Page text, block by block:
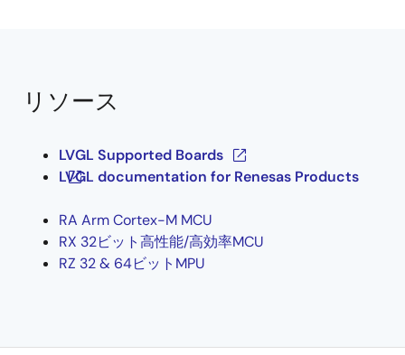
Related Resources
Renesas LVGL
Renesas Zephyr
リソース
LVGL Supported Boards
LVGL documentation for Renesas Products
RA Arm Cortex-M MCU
RX 32ビット高性能/高効率MCU
RZ 32 & 64ビットMPU